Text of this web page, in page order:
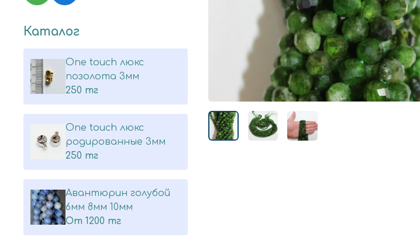
Каталог
One touch люкс
позолота 3мм
250 тг
One touch люкс
родированные 3мм
250 тг
Авантюрин голубой
6мм 8мм 10мм
От 1200 тг